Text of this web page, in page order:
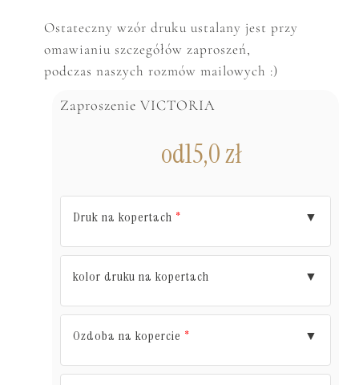
Ostateczny wzór druku ustalany jest przy
omawianiu szczegółów zaproszeń,
podczas naszych rozmów mailowych :)
Zaproszenie VICTORIA
od15,0zł
Druk na kopertach * ▼
kolor druku na kopertach ▼
Ozdoba na kopercie * ▼